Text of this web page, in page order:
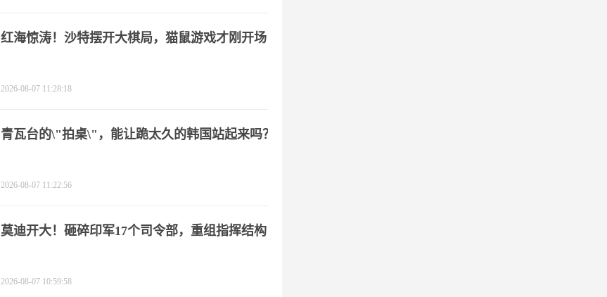
红海惊涛！沙特摆开大棋局，猫鼠游戏才刚开场
2026-08-07 11:28:18
青瓦台的\"拍桌\"，能让跪太久的韩国站起来吗？
2026-08-07 11:22:56
莫迪开大！砸碎印军17个司令部，重组指挥结构
2026-08-07 10:59:58